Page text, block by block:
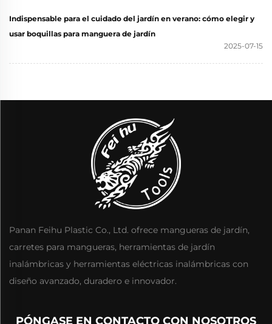
Indispensable para el cuidado del jardín en verano: cómo elegir y
usar boquillas para manguera de jardín
2025-07-15
Panan Feihu Plastic Co., Ltd. ofrece mangueras de jardín,
carretes para mangueras, herramientas de jardín
inalámbricas y herramientas eléctricas inalámbricas con
diseño avanzado, duradero e innovador.
PÓNGASE EN CONTACTO CON NOSOTROS